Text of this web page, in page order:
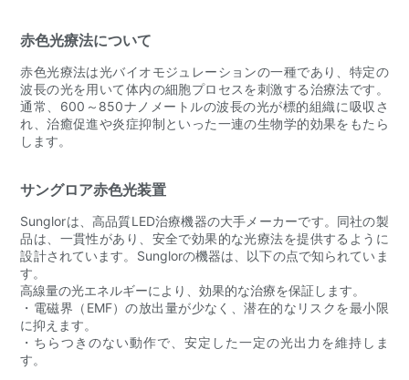
赤色光療法について
赤色光療法は光バイオモジュレーションの一種であり、特定の
波長の光を用いて体内の細胞プロセスを刺激する治療法です。
通常、600～850ナノメートルの波長の光が標的組織に吸収さ
れ、治癒促進や炎症抑制といった一連の生物学的効果をもたら
します。
サングロア赤色光装置
Sunglorは、高品質LED治療機器の大手メーカーです。同社の製
品は、一貫性があり、安全で効果的な光療法を提供するように
設計されています。Sunglorの機器は、以下の点で知られていま
す。
高線量の光エネルギーにより、効果的な治療を保証します。
・電磁界（EMF）の放出量が少なく、潜在的なリスクを最小限
に抑えます。
・ちらつきのない動作で、安定した一定の光出力を維持しま
す。